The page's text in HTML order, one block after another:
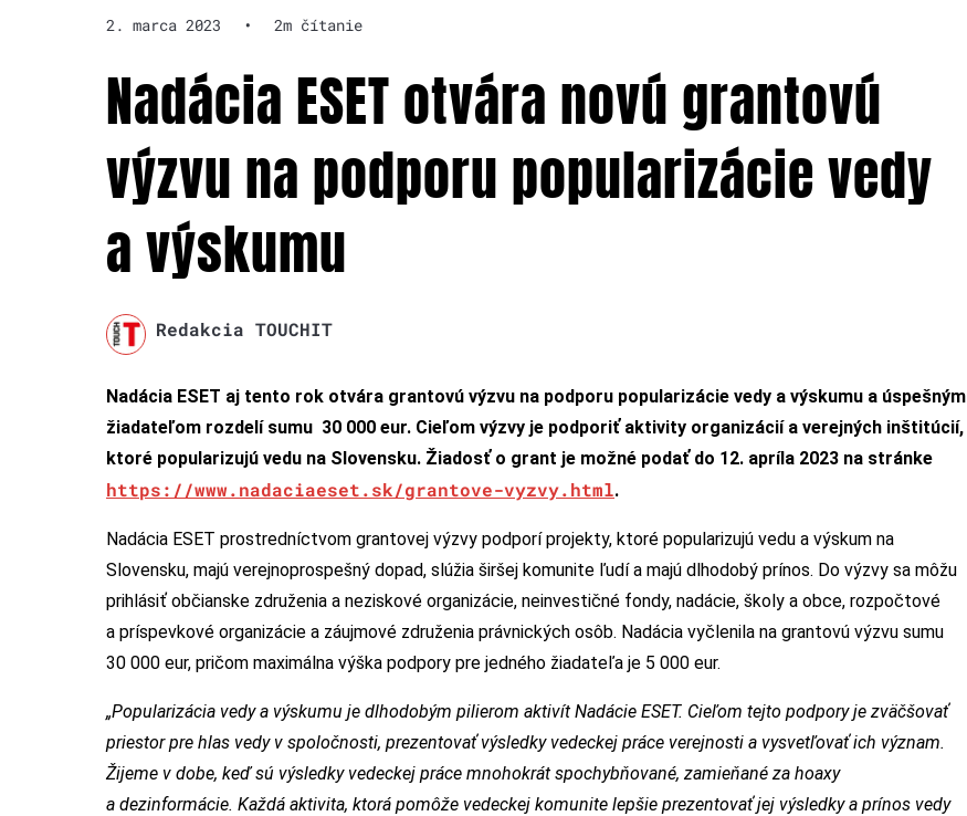
2. marca 2023 • 2m čítanie
Nadácia ESET otvára novú grantovú
výzvu na podporu popularizácie vedy
a výskumu
Redakcia TOUCHIT
Nadácia ESET aj tento rok otvára grantovú výzvu na podporu popularizácie vedy a výskumu a úspešným
žiadateľom rozdelí sumu 30 000 eur. Cieľom výzvy je podporiť aktivity organizácií a verejných inštitúcií,
ktoré popularizujú vedu na Slovensku. Žiadosť o grant je možné podať do 12. apríla 2023 na stránke
https://www.nadaciaeset.sk/grantove-vyzvy.html.
Nadácia ESET prostredníctvom grantovej výzvy podporí projekty, ktoré popularizujú vedu a výskum na
Slovensku, majú verejnoprospešný dopad, slúžia širšej komunite ľudí a majú dlhodobý prínos. Do výzvy sa môžu
prihlásiť občianske združenia a neziskové organizácie, neinvestičné fondy, nadácie, školy a obce, rozpočtové
a príspevkové organizácie a záujmové združenia právnických osôb. Nadácia vyčlenila na grantovú výzvu sumu
30 000 eur, pričom maximálna výška podpory pre jedného žiadateľa je 5 000 eur.
„Popularizácia vedy a výskumu je dlhodobým pilierom aktivít Nadácie ESET. Cieľom tejto podpory je zväčšovať
priestor pre hlas vedy v spoločnosti, prezentovať výsledky vedeckej práce verejnosti a vysvetľovať ich význam.
Žijeme v dobe, keď sú výsledky vedeckej práce mnohokrát spochybňované, zamieňané za hoaxy
a dezinformácie. Každá aktivita, ktorá pomôže vedeckej komunite lepšie prezentovať jej výsledky a prínos vedy